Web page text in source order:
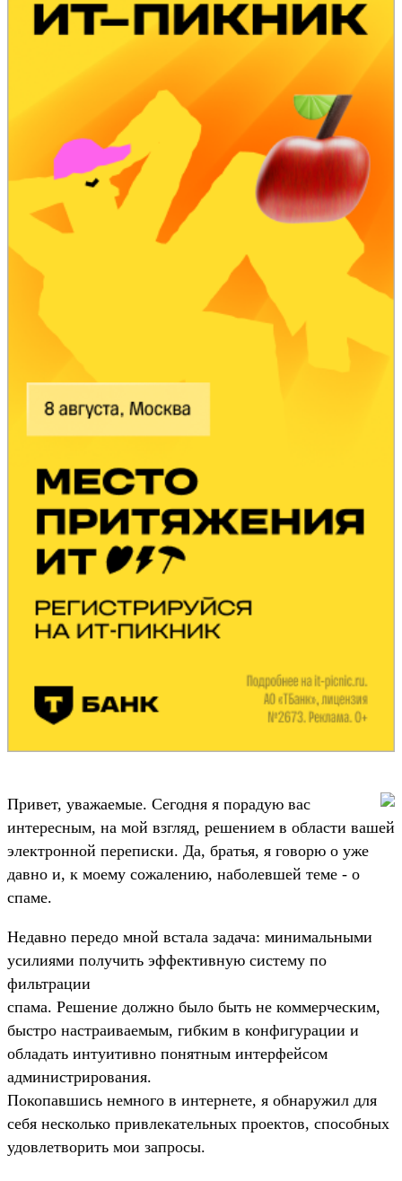
Привет, уважаемые. Сегодня я порадую вас
интересным, на мой взгляд, решением в области вашей
электронной переписки. Да, братья, я говорю о уже
давно и, к моему сожалению, наболевшей теме - о
спаме.
Недавно передо мной встала задача: минимальными
усилиями получить эффективную систему по
фильтрации
спама. Решение должно было быть не коммерческим,
быстро настраиваемым, гибким в конфигурации и
обладать интуитивно понятным интерфейсом
администрирования.
Покопавшись немного в интернете, я обнаружил для
себя несколько привлекательных проектов, способных
удовлетворить мои запросы.